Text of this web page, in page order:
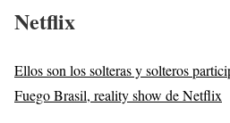
Netflix
Ellos son los solteras y solteros
Fuego Brasil, reality show de Netflix